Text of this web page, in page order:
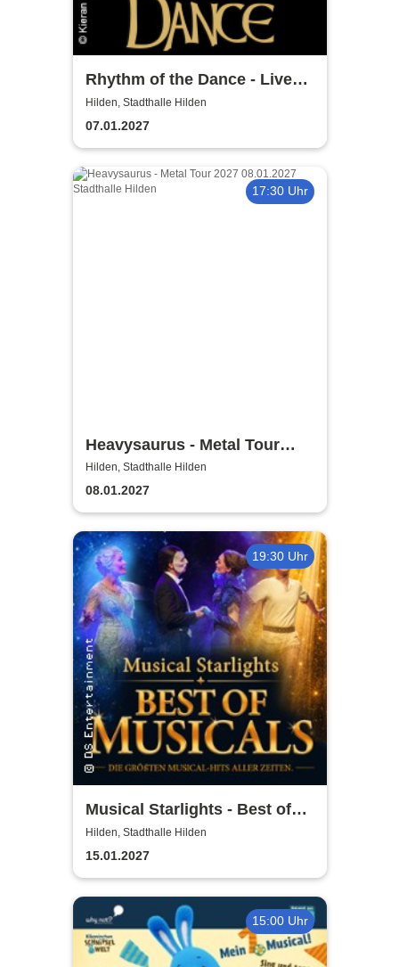
Rhythm of the Dance - Live
2027
Hilden, Stadthalle Hilden
07.01.2027
17:30 Uhr
Heavysaurus - Metal Tour
2026/27
Hilden, Stadthalle Hilden
08.01.2027
19:30 Uhr
Musical Starlights - Best of
Musicals
Hilden, Stadthalle Hilden
15.01.2027
15:00 Uhr